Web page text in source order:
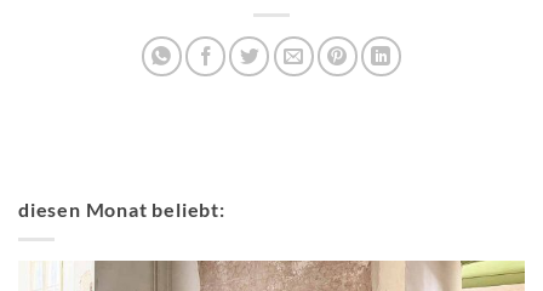
diesen Monat beliebt: